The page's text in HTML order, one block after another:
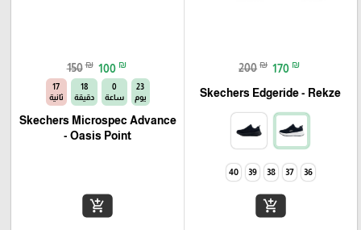
200 ₪ 170 ₪
Skechers Edgeride - Rekze‏
36
37
38
39
40
add_shopping_cart
150 ₪ 100 ₪
23
يوم
0
ساعة
18
دقيقة
16
ثانية
Skechers Microspec Advance
- Oasis Point
add_shopping_cart